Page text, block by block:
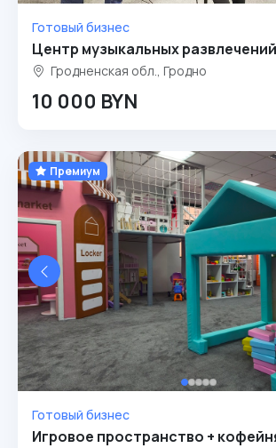
Готовый бизнес
Центр музыкальных развлечений
Гродненская обл., Гродно
10 000 BYN
Премиум
Готовый бизнес
Игровое пространство +